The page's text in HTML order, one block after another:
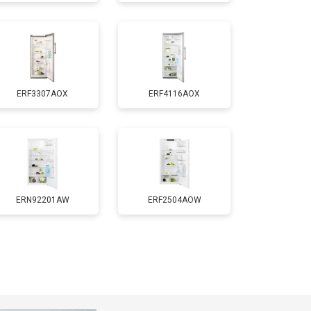
Заказать
2550 ₽ Заказать
1700 ₽ Заказать
4750 ₽
3650 ₽
ERF3307AOX ERF4116AOX
ERN92201AW ERF2504AOW